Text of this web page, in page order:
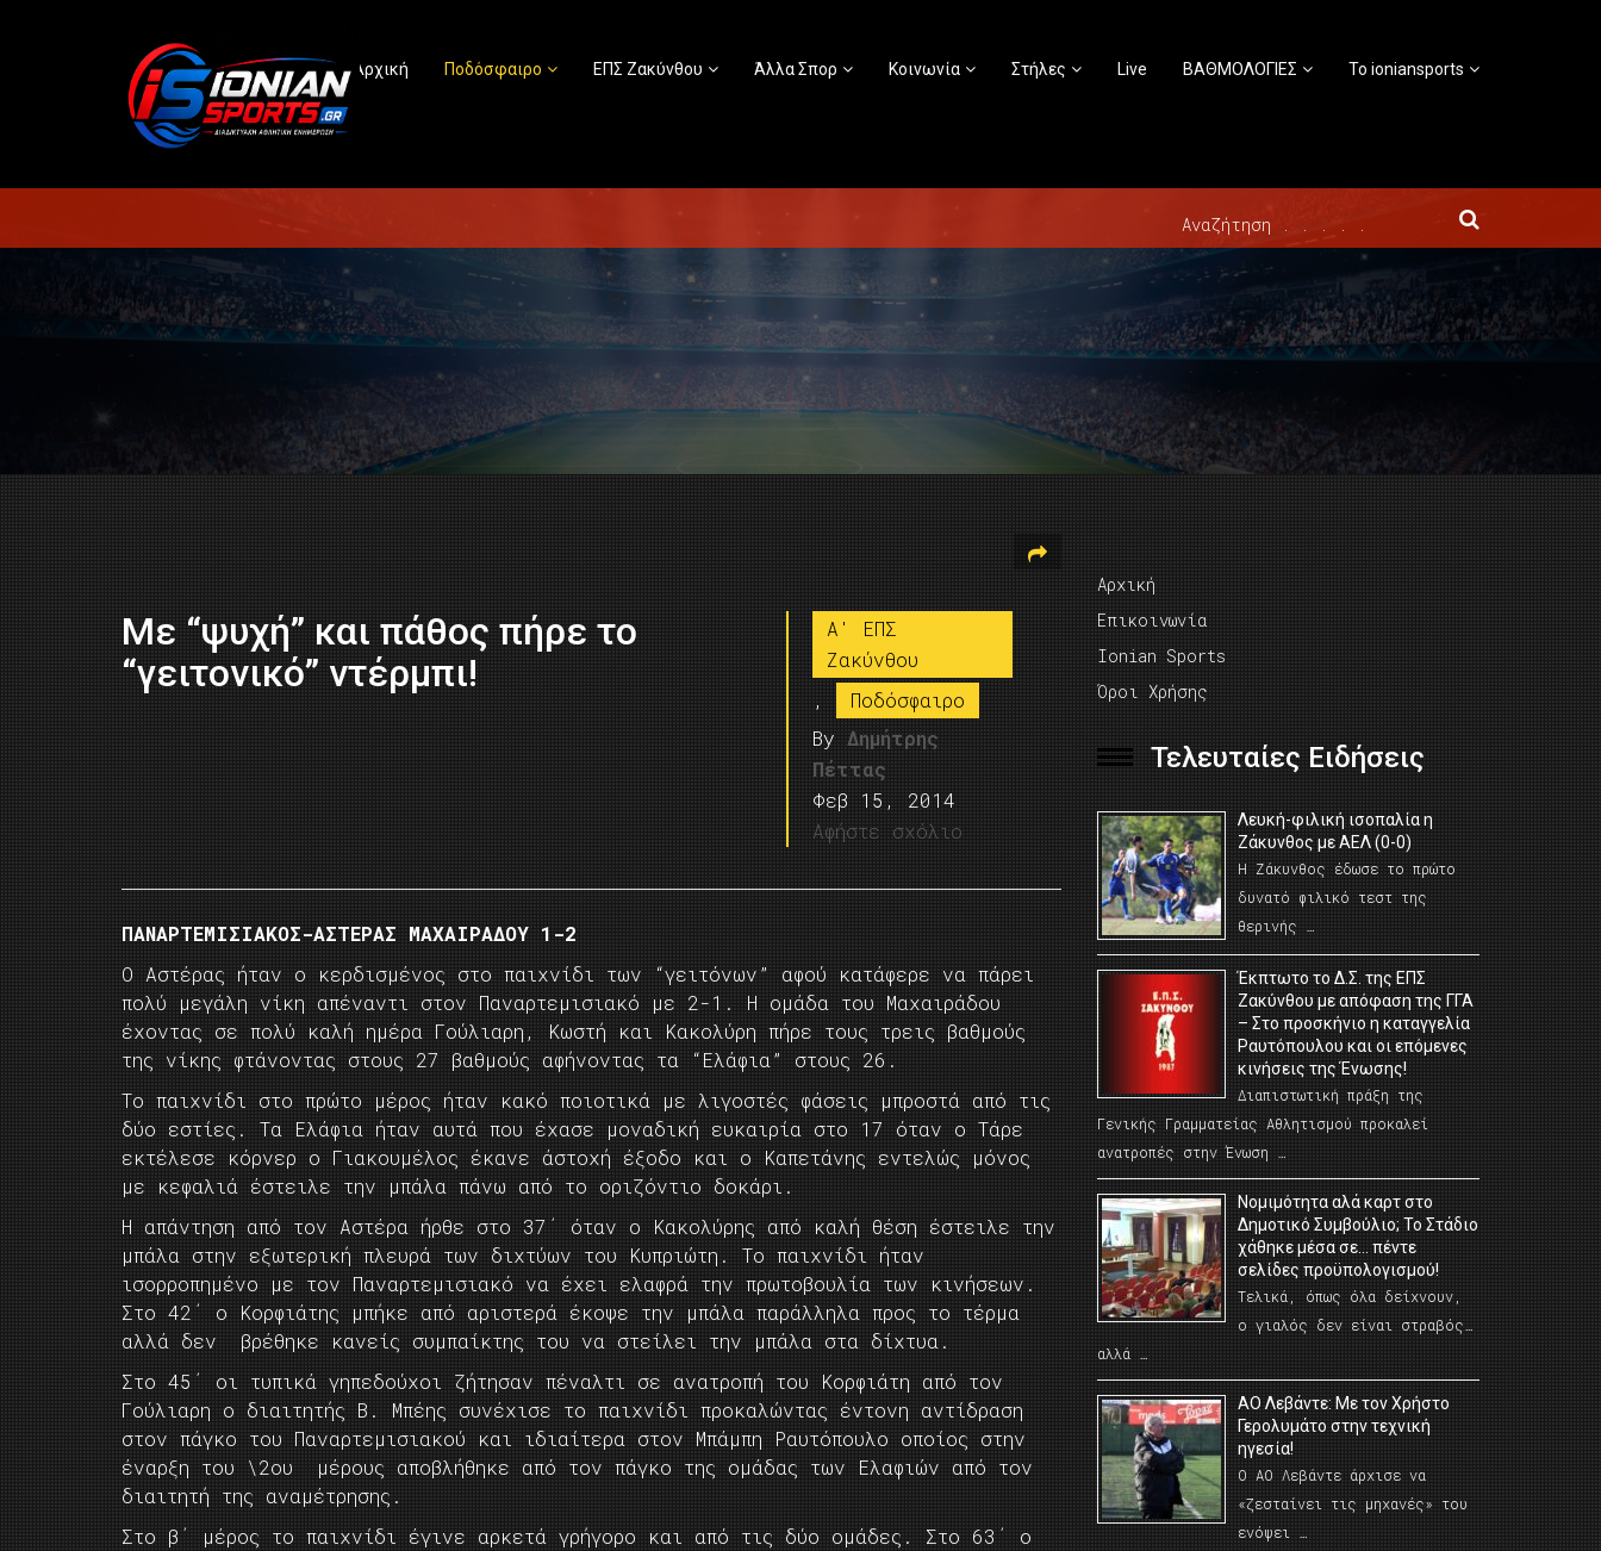
Αρχική Ποδόσφαιρο ΕΠΣ Ζακύνθου Άλλα Σπορ Κοινωνία Στήλες Live ΒΑΘΜΟΛΟΓΙΕΣ Το ioniansports
Με “ψυχή” και πάθος πήρε το
“γειτονικό” ντέρμπι!
A' ΕΠΣ
Ζακύνθου
,
Ποδόσφαιρο
By Δημήτρης
Πέττας
Φεβ 15, 2014
Αφήστε σχόλιο
ΠΑΝΑΡΤΕΜΙΣΙΑΚΟΣ-ΑΣΤΕΡΑΣ ΜΑΧΑΙΡΑΔΟΥ 1-2
Ο Αστέρας ήταν ο κερδισμένος στο παιχνίδι των “γειτόνων” αφού κατάφερε να πάρει
πολύ μεγάλη νίκη απέναντι στον Παναρτεμισιακό με 2-1. Η ομάδα του Μαχαιράδου
έχοντας σε πολύ καλή ημέρα Γούλιαρη, Κωστή και Κακολύρη πήρε τους τρεις βαθμούς
της νίκης φτάνοντας στους 27 βαθμούς αφήνοντας τα “Ελάφια” στους 26.
Το παιχνίδι στο πρώτο μέρος ήταν κακό ποιοτικά με λιγοστές φάσεις μπροστά από τις
δύο εστίες. Τα Ελάφια ήταν αυτά που έχασε μοναδική ευκαιρία στο 17 όταν ο Τάρε
εκτέλεσε κόρνερ ο Γιακουμέλος έκανε άστοχή έξοδο και ο Καπετάνης εντελώς μόνος
με κεφαλιά έστειλε την μπάλα πάνω από το οριζόντιο δοκάρι.
Η απάντηση από τον Αστέρα ήρθε στο 37΄ όταν ο Κακολύρης από καλή θέση έστειλε την
μπάλα στην εξωτερική πλευρά των διχτύων του Κυπριώτη. Το παιχνίδι ήταν
ισορροπημένο με τον Παναρτεμισιακό να έχει ελαφρά την πρωτοβουλία των κινήσεων.
Στο 42΄ ο Κορφιάτης μπήκε από αριστερά έκοψε την μπάλα παράλληλα προς το τέρμα
αλλά δεν βρέθηκε κανείς συμπαίκτης του να στείλει την μπάλα στα δίχτυα.
Στο 45΄ οι τυπικά γηπεδούχοι ζήτησαν πέναλτι σε ανατροπή του Κορφιάτη από τον
Γούλιαρη ο διαιτητής Β. Μπέης συνέχισε το παιχνίδι προκαλώντας έντονη αντίδραση
στον πάγκο του Παναρτεμισιακού και ιδιαίτερα στον Μπάμπη Ραυτόπουλο οποίος στην
έναρξη του \2ου μέρους αποβλήθηκε από τον πάγκο της ομάδας των Ελαφιών από τον
διαιτητή της αναμέτρησης.
Στο β΄ μέρος το παιχνίδι έγινε αρκετά γρήγορο και από τις δύο ομάδες. Στο 63΄ ο
Αρχική
Επικοινωνία
Ionian Sports
Όροι Χρήσης
Τελευταίες Ειδήσεις
Λευκή-φιλική ισοπαλία η
Ζάκυνθος με ΑΕΛ (0-0)
Η Ζάκυνθος έδωσε το πρώτο
δυνατό φιλικό τεστ της
θερινής …
Έκπτωτο το Δ.Σ. της ΕΠΣ
Ζακύνθου με απόφαση της ΓΓΑ
– Στο προσκήνιο η καταγγελία
Ραυτόπουλου και οι επόμενες
κινήσεις της Ένωσης!
Διαπιστωτική πράξη της
Γενικής Γραμματείας Αθλητισμού προκαλεί
ανατροπές στην Ένωση …
Νομιμότητα αλά καρτ στο
Δημοτικό Συμβούλιο; Το Στάδιο
χάθηκε μέσα σε… πέντε
σελίδες προϋπολογισμού!
Τελικά, όπως όλα δείχνουν,
ο γιαλός δεν είναι στραβός…
αλλά …
ΑΟ Λεβάντε: Με τον Χρήστο
Γερολυμάτο στην τεχνική
ηγεσία!
Ο ΑΟ Λεβάντε άρχισε να
«ζεσταίνει τις μηχανές» του
ενόψει …